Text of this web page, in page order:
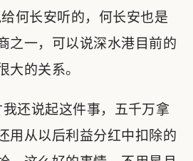
何长安听的，何长安也是
之一，可以说深水港目前的
大的关系。
还说起这件事，五千万拿
用从以后利益分红中扣除的